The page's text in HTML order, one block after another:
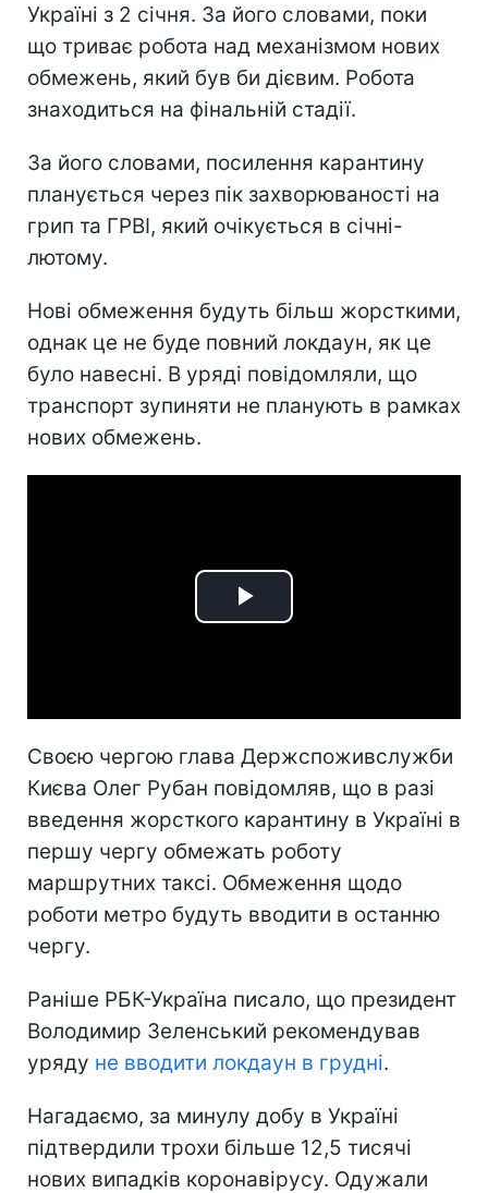
Україні з 2 січня. За його словами, поки
що триває робота над механізмом нових
обмежень, який був би дієвим. Робота
знаходиться на фінальній стадії.
За його словами, посилення карантину
планується через пік захворюваності на
грип та ГРВІ, який очікується в січні-
лютому.
Нові обмеження будуть більш жорсткими,
однак це не буде повний локдаун, як це
було навесні. В уряді повідомляли, що
транспорт зупиняти не планують в рамках
нових обмежень.
Play
Своєю чергою глава Держспоживслужби
Києва Олег Рубан повідомляв, що в разі
введення жорсткого карантину в Україні в
першу чергу обмежать роботу
маршрутних таксі. Обмеження щодо
роботи метро будуть вводити в останню
чергу.
Раніше РБК-Україна писало, що президент
Володимир Зеленський рекомендував
уряду не вводити локдаун в грудні.
Нагадаємо, за минулу добу в Україні
підтвердили трохи більше 12,5 тисячі
нових випадків коронавірусу. Одужали